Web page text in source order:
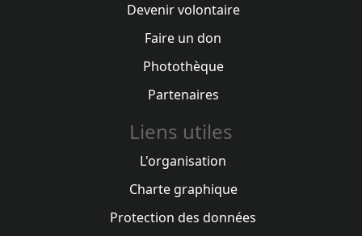
Devenir volontaire
Faire un don
Photothèque
Partenaires
Liens utiles
L'organisation
Charte graphique
Protection des données